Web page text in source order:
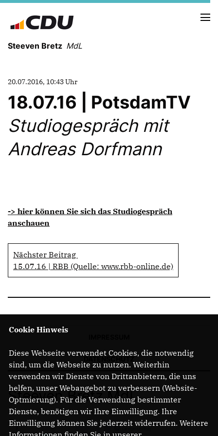
Steeven Bretz MdL
VITA
WAHLKREISBESUCHE
PRESSEFOTOS
MEIN BÜRGERBÜRO
Redebeiträge
CDU Deutschland
CDU Fraktion im Brandenburger Landtag
20.07.2016, 10:43 Uhr
18.07.16 | PotsdamTV
Studiogespräch mit
Andreas Dorfmann
-> hier können Sie sich das Studiogespräch
anschauen
Nächster Beitrag
15.07.16 | RBB (Quelle: www.rbb-online.de)
Steeven Bretz MdL
Cookie Hinweis
Diese Webseite verwendet Cookies, die notwendig
sind, um die Webseite zu nutzen. Weiterhin
verwenden wir Dienste von Drittanbietern, die uns
helfen, unser Webangebot zu verbessern (Website-
Optmierung). Für die Verwendung bestimmter
Dienste, benötigen wir Ihre Einwilligung. Ihre
Einwilligung können Sie jederzeit widerrufen. Weitere